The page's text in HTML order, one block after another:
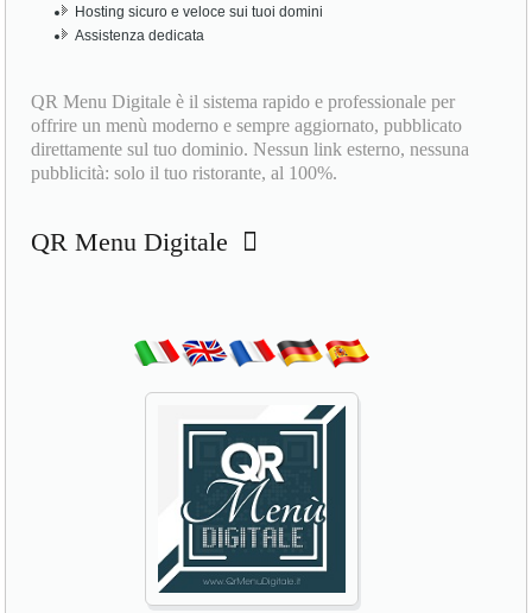
Hosting sicuro e veloce sui tuoi domini
Assistenza dedicata
QR Menu Digitale è il sistema rapido e professionale per
offrire un menù moderno e sempre aggiornato, pubblicato
direttamente sul tuo dominio. Nessun link esterno, nessuna
pubblicità: solo il tuo ristorante, al 100%.
QR Menu Digitale